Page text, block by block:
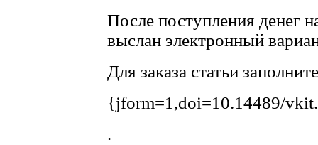
После поступления денег
выслан электронный
Для заказа статьи
{jform=1,doi=10.14489/
.